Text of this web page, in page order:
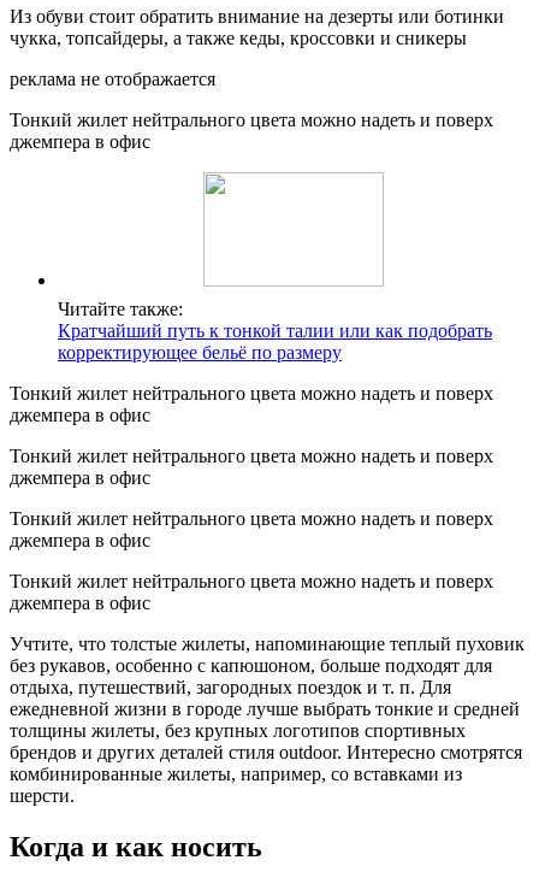
Из обуви стоит обратить внимание на дезерты или ботинки
чукка, топсайдеры, а также кеды, кроссовки и сникеры
реклама не отображается
Тонкий жилет нейтрального цвета можно надеть и поверх
джемпера в офис
Читайте также:
Кратчайший путь к тонкой талии или как подобрать
корректирующее бельё по размеру
Тонкий жилет нейтрального цвета можно надеть и поверх
джемпера в офис
Тонкий жилет нейтрального цвета можно надеть и поверх
джемпера в офис
Тонкий жилет нейтрального цвета можно надеть и поверх
джемпера в офис
Тонкий жилет нейтрального цвета можно надеть и поверх
джемпера в офис
Учтите, что толстые жилеты, напоминающие теплый пуховик
без рукавов, особенно с капюшоном, больше подходят для
отдыха, путешествий, загородных поездок и т. п. Для
ежедневной жизни в городе лучше выбрать тонкие и средней
толщины жилеты, без крупных логотипов спортивных
брендов и других деталей стиля outdoor. Интересно смотрятся
комбинированные жилеты, например, со вставками из
шерсти.
Когда и как носить